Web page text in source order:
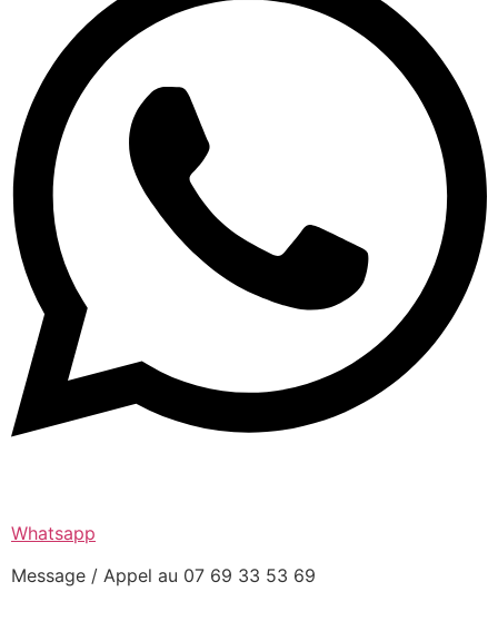
Whatsapp
Message / Appel au 07 69 33 53 69